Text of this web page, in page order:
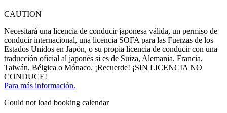
CAUTION
Necesitará una licencia de conducir japonesa válida, un permiso de
conducir internacional, una licencia SOFA para las Fuerzas de los
Estados Unidos en Japón, o su propia licencia de conducir con una
traducción oficial al japonés si es de Suiza, Alemania, Francia,
Taiwán, Bélgica o Mónaco. ¡Recuerde! ¡SIN LICENCIA NO
CONDUCE!
Para más información.
Could not load booking calendar